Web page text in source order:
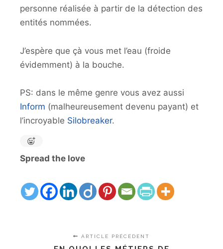
personne réalisée à partir de la détection des
entités nommées.
J’espère que çà vous met l’eau (froide
évidemment) à la bouche.
PS: dans le même genre vous avez aussi
Inform (malheureusement devenu payant) et
l’incroyable Silobreaker.
Spread the love
ARTICLE PRÉCÉDENT